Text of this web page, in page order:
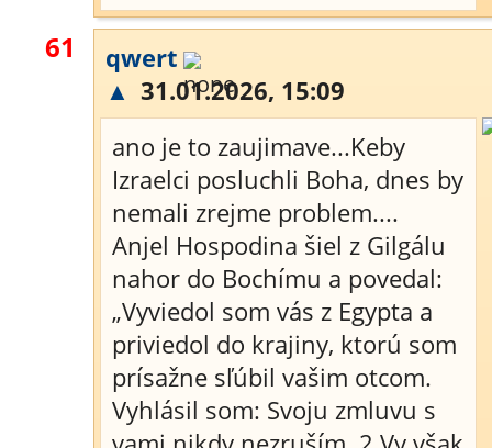
61
qwert
▲ 31.01.2026, 15:09
ano je to zaujimave...Keby
Izraelci posluchli Boha, dnes by
nemali zrejme problem....
Anjel Hospodina šiel z Gilgálu
nahor do Bochímu a povedal:
„Vyviedol som vás z Egypta a
priviedol do krajiny, ktorú som
prísažne sľúbil vašim otcom.
Vyhlásil som: Svoju zmluvu s